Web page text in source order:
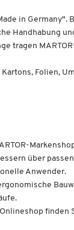
in Germany".
Handhabung
tragen
Folien,
über
Anwender.
finden